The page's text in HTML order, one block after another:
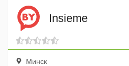
Insieme
Минск